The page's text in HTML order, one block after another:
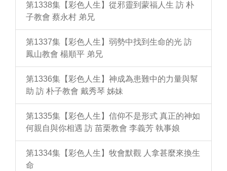
第1338集【彩色人生】從邪靈到蒙福人生 訪 朴
子教會 蔡永村 弟兄
第1337集【彩色人生】弱勢中找到生命的光 訪
鳳山教會 楊順平 弟兄
第1336集【彩色人生】神成為患難中的力量與幫
助 訪 朴子教會 戴秀琴 姊妹
第1335集【彩色人生】信仰不是形式 真正的神如
何親自與你相遇 訪 苗栗教會 李義芳 執事娘
第1334集【彩色人生】牧會默觀 人拿甚麼來換生
命